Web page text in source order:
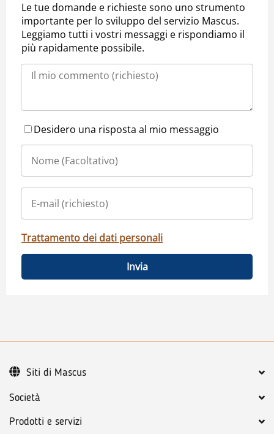
Le tue domande e richieste sono uno strumento
importante per lo sviluppo del servizio Mascus.
Leggiamo tutti i vostri messaggi e rispondiamo il
più rapidamente possibile.
Desidero una risposta al mio messaggio
Trattamento dei dati personali
Invia
Società
Prodotti e servizi
Siti di Mascus